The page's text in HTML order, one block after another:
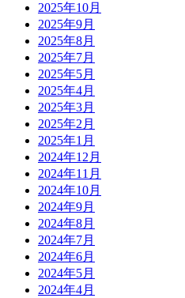
2025年10月
2025年9月
2025年8月
2025年7月
2025年5月
2025年4月
2025年3月
2025年2月
2025年1月
2024年12月
2024年11月
2024年10月
2024年9月
2024年8月
2024年7月
2024年6月
2024年5月
2024年4月